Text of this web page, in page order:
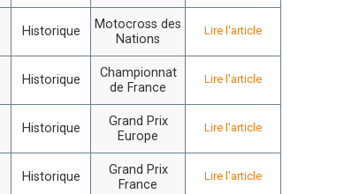
Historique
Motocross des
Nations
Lire l'article
Historique
Championnat
de France
Lire l'article
Historique
Grand Prix
Europe
Lire l'article
Historique
Grand Prix
France
Lire l'article